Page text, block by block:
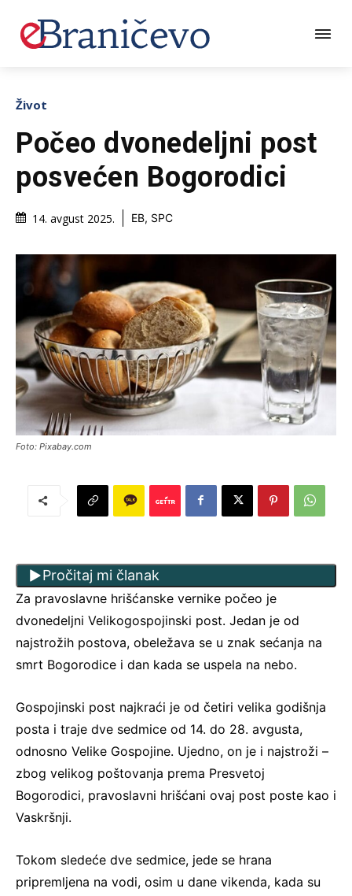
Život
Počeo dvonedeljni post
posvećen Bogorodici
14. avgust 2025. EB, SPC
Foto: Pixabay.com
Pročitaj mi članak
Za pravoslavne hrišćanske vernike počeo je
dvonedeljni Velikogospojinski post. Jedan je od
najstrožih postova, obeležava se u znak sećanja na
smrt Bogorodice i dan kada se uspela na nebo.
Gospojinski post najkraći je od četiri velika godišnja
posta i traje dve sedmice od 14. do 28. avgusta,
odnosno Velike Gospojine. Ujedno, on je i najstroži –
zbog velikog poštovanja prema Presvetoj
Bogorodici, pravoslavni hrišćani ovaj post poste kao i
Vaskršnji.
Tokom sledeće dve sedmice, jede se hrana
pripremljena na vodi, osim u dane vikenda, kada su